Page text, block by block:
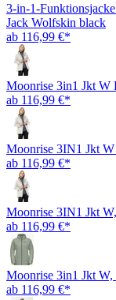
3-in-1-
Jack Wolfskin black
ab 116,99 €*
Moonrise 3in1 Jkt W
ab 116,99 €*
Moonrise 3IN1 Jkt
ab 116,99 €*
Moonrise 3IN1 Jkt
ab 116,99 €*
Moonrise 3in1 Jkt
ab 116,99 €*